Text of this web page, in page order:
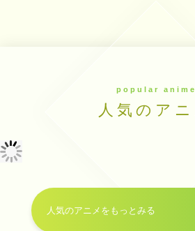
popular anime
人気のアニ
人気のアニメをもっとみる